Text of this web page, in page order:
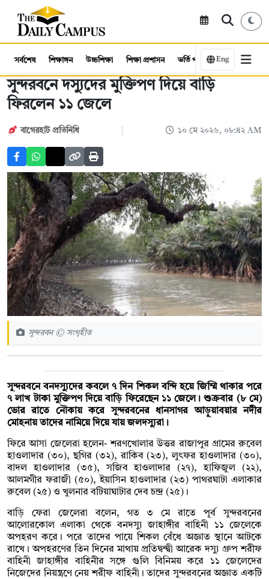
সর্বশেষ শিক্ষাঙ্গন উচ্চশিক্ষা শিক্ষা প্রশাসন ভর্তি পরীক্ষা কর্মসংস্থান
Eng
সুন্দরবনে দস্যুদের মুক্তিপণ দিয়ে বাড়ি
ফিরলেন ১১ জেলে
বাগেরহাট প্রতিনিধি ১০ মে ২০২৬, ০৮:৪২ AM
সুন্দরবন © সংগৃহীত
সুন্দরবনে বনদস্যুদের কবলে ৭ দিন শিকল বন্দি হয়ে জিম্মি থাকার পরে
৭ লাখ টাকা মুক্তিপণ দিয়ে বাড়ি ফিরেছেন ১১ জেলে। শুক্রবার (৮ মে)
ভোর রাতে নৌকায় করে সুন্দরবনের ধানসাগর আড়ুয়াবয়ার নদীর
মোহনায় তাদের নামিয়ে দিয়ে যায় জলদস্যুরা।
ফিরে আসা জেলেরা হলেন- শরণখোলার উত্তর রাজাপুর গ্রামের রুবেল
হাওলাদার (৩০), ছগির (৩২), রাকিব (২৩), লুৎফর হাওলাদার (৩০),
বাদল হাওলাদার (৩৫), সজিব হাওলাদার (২৭), হাফিজুল (২২),
আলমগীর ফরাজী (৫০), ইয়াসিন হাওলাদার (২৩) পাথরঘাটা এলাকার
রুবেল (২৫) ও খুলনার বটিয়াঘাটার দেব চন্দ্র (২৫)।
বাড়ি ফেরা জেলেরা বলেন, গত ৩ মে রাতে পূর্ব সুন্দরবনের
আলোরকোল এলাকা থেকে বনদস্যু জাহাঙ্গীর বাহিনী ১১ জেলেকে
অপহরণ করে। পরে তাদের পায়ে শিকল বেঁধে অজ্ঞাত স্থানে আটকে
রাখে। অপহরণের তিন দিনের মাথায় প্রতিদ্বন্দ্বী আরেক দস্যু গ্রুপ শরীফ
বাহিনী জাহাঙ্গীর বাহিনীর সঙ্গে গুলি বিনিময় করে ১১ জেলেদের
নিজেদের নিয়ন্ত্রণে নেয় শরীফ বাহিনী। তাদের সুন্দরবনের অজ্ঞাত একটি